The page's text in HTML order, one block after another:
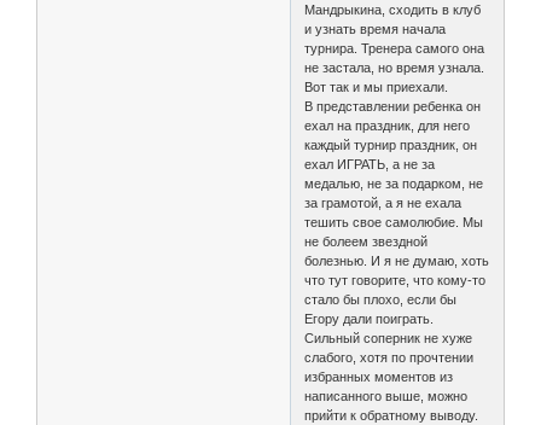
Мандрыкина, сходить в клуб
и узнать время начала
турнира. Тренера самого она
не застала, но время узнала.
Вот так и мы приехали.
В представлении ребенка он
ехал на праздник, для него
каждый турнир праздник, он
ехал ИГРАТЬ, а не за
медалью, не за подарком, не
за грамотой, а я не ехала
тешить свое самолюбие. Мы
не болеем звездной
болезнью. И я не думаю, хоть
что тут говорите, что кому-то
стало бы плохо, если бы
Егору дали поиграть.
Сильный соперник не хуже
слабого, хотя по прочтении
избранных моментов из
написанного выше, можно
прийти к обратному выводу.